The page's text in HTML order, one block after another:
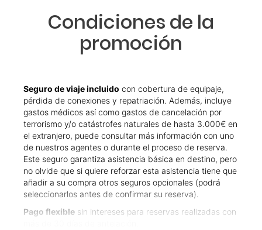
Condiciones de la
promoción
Seguro de viaje incluido con cobertura de equipaje,
pérdida de conexiones y repatriación. Además, incluye
gastos médicos así como gastos de cancelación por
terrorismo y/o catástrofes naturales de hasta 3.000€ en
el extranjero, puede consultar más información con uno
de nuestros agentes o durante el proceso de reserva.
Este seguro garantiza asistencia básica en destino, pero
no olvide que si quiere reforzar esta asistencia tiene que
añadir a su compra otros seguros opcionales (podrá
seleccionarlos antes de confirmar su reserva).
Pago flexible sin intereses para reservas realizadas con